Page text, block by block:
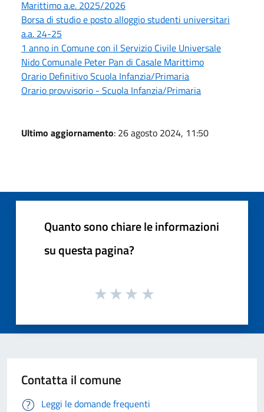
Marittimo a.e. 2025/2026
Borsa di studio e posto alloggio studenti universitari
a.a. 24-25
1 anno in Comune con il Servizio Civile Universale
Nido Comunale Peter Pan di Casale Marittimo
Orario Definitivo Scuola Infanzia/Primaria
Orario provvisorio - Scuola Infanzia/Primaria
Ultimo aggiornamento: 26 agosto 2024, 11:50
Quanto sono chiare le informazioni
su questa pagina?
Contatta il comune
Leggi le domande frequenti